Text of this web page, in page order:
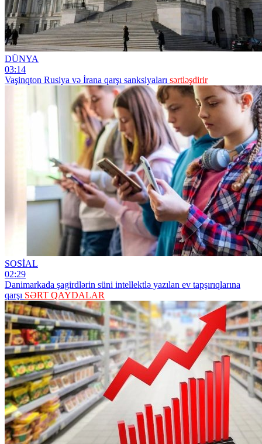
DÜNYA
03:14
Vaşinqton Rusiya və İrana qarşı sanksiyaları sərtləşdirir
SOSİAL
02:29
Danimarkada şagirdlərin süni intellektlə yazılan ev tapşırıqlarına
qarşı SƏRT QAYDALAR